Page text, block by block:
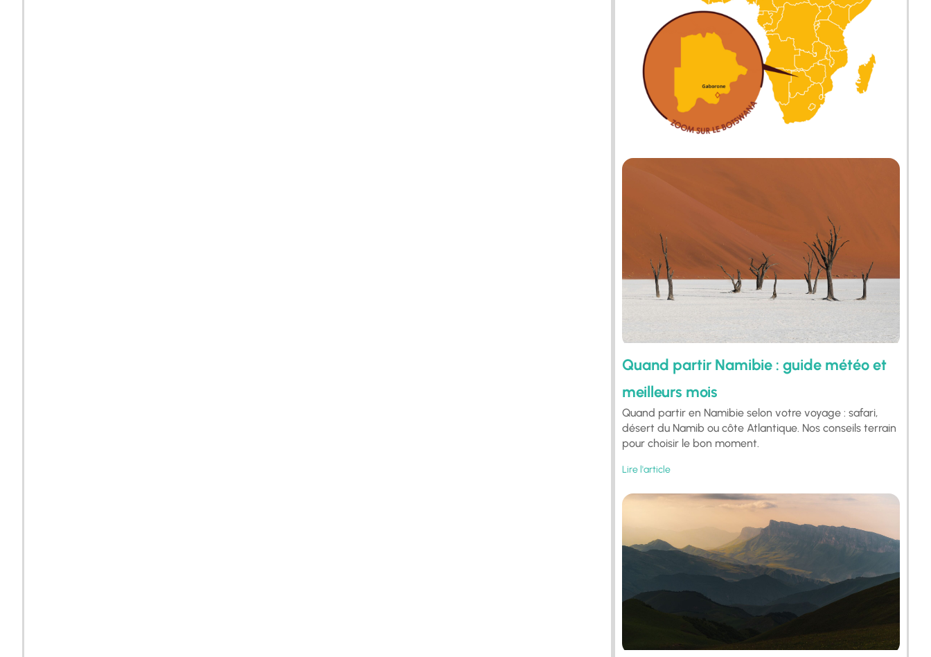
Quand partir Namibie : guide météo et
meilleurs mois
Quand partir en Namibie selon votre voyage : safari,
désert du Namib ou côte Atlantique. Nos conseils terrain
pour choisir le bon moment.
Lire l'article